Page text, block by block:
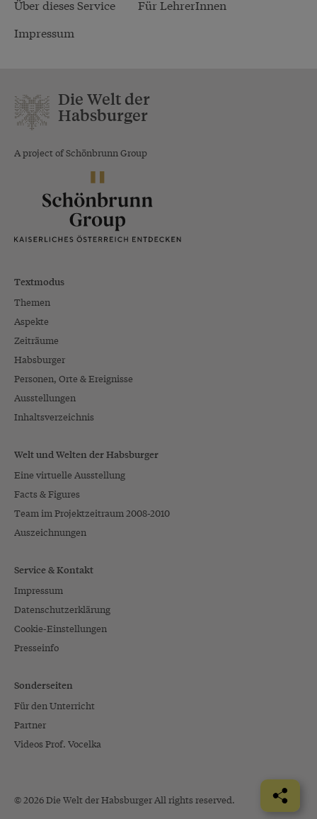
Über dieses Service
Für LehrerInnen
Impressum
Die Welt der
Habsburger
A project of Schönbrunn Group
Textmodus
Themen
Aspekte
Zeiträume
Habsburger
Personen, Orte & Ereignisse
Ausstellungen
Inhaltsverzeichnis
Welt und Welten der Habsburger
Eine virtuelle Ausstellung
Facts & Figures
Team im Projektzeitraum 2008-2010
Auszeichnungen
Service & Kontakt
Impressum
Datenschutzerklärung
Cookie-Einstellungen
Presseinfo
Sonderseiten
Für den Unterricht
Partner
Videos Prof. Vocelka
© 2026 Die Welt der Habsburger All rights reserved.